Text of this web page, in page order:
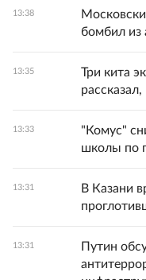
13:38
бомбил из
13:35
Три кита
13:33
"Комус"
школы по
13:31
В Казани
13:31
Путин